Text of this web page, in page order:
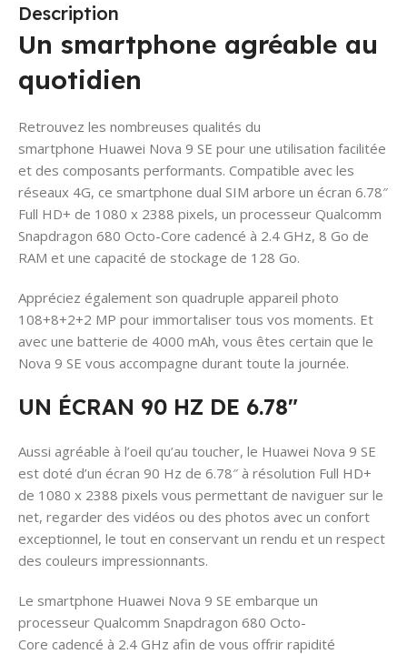
Description
Un smartphone agréable au
quotidien
Retrouvez les nombreuses qualités du
smartphone Huawei Nova 9 SE pour une utilisation facilitée
et des composants performants. Compatible avec les
réseaux 4G, ce smartphone dual SIM arbore un écran 6.78″
Full HD+ de 1080 x 2388 pixels, un processeur Qualcomm
Snapdragon 680 Octo-Core cadencé à 2.4 GHz, 8 Go de
RAM et une capacité de stockage de 128 Go.
Appréciez également son quadruple appareil photo
108+8+2+2 MP pour immortaliser tous vos moments. Et
avec une batterie de 4000 mAh, vous êtes certain que le
Nova 9 SE vous accompagne durant toute la journée.
UN ÉCRAN 90 HZ DE 6.78″
Aussi agréable à l’oeil qu’au toucher, le Huawei Nova 9 SE
est doté d’un écran 90 Hz de 6.78″ à résolution Full HD+
de 1080 x 2388 pixels vous permettant de naviguer sur le
net, regarder des vidéos ou des photos avec un confort
exceptionnel, le tout en conservant un rendu et un respect
des couleurs impressionnants.
Le smartphone Huawei Nova 9 SE embarque un
processeur Qualcomm Snapdragon 680 Octo-
Core cadencé à 2.4 GHz afin de vous offrir rapidité